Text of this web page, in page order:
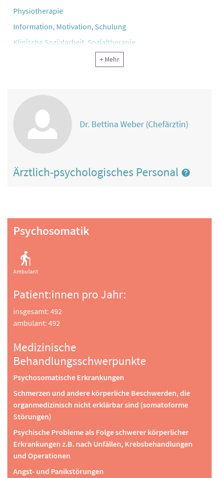
Physiotherapie
Information, Motivation, Schulung
Klinische Sozialarbeit, Sozialtherapie
Ergotherapie, Arbeitstherapie und andere funktionelle
Psychotherapie
Reha-Pflege
Physikalische Therapie
Rekreationstherapie
Sonstiger
+ Mehr
Dr. Bettina Weber (Chefärztin)
Ärztlich-psychologisches Personal
Psychosomatik
Ambulant
Patient:innen pro Jahr:
insgesamt: 492
ambulant: 492
Medizinische
Behandlungsschwerpunkte
Psychosomatische Erkrankungen
Schmerzen und andere körperliche Beschwerden, die
organmedizinisch nicht erklärbar sind (somatoforme
Störungen)
Psychische Probleme als Folge schwerer körperlicher
Erkrankungen z.B. nach Unfällen, Krebsbehandlungen
und Operationen
Angst- und Panikstörungen